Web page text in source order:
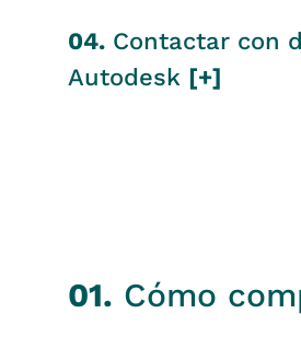
04. Contactar con
Autodesk [+]
01. Cómo